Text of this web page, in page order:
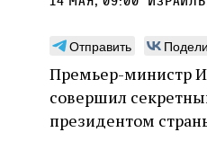
Отправить
Премьер-министр
совершил
президентом
Погромы